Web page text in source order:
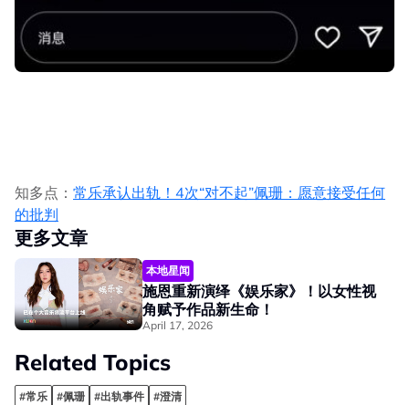
知多点： 常乐承认出轨！4次“对不起”佩珊：愿意接受任何
的批判
更多文章
本地星闻
施恩重新演绎《娱乐家》！以女性视
角赋予作品新生命！
April 17, 2026
Related Topics
#常乐 #佩珊 #出轨事件 #澄清